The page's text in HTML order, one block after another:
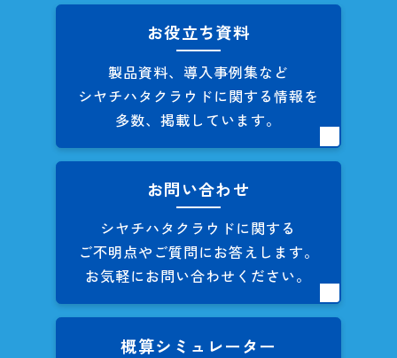
お役立ち資料
製品資料、導入事例集など
シヤチハタクラウドに関する情報を
多数、掲載しています。
お問い合わせ
シヤチハタクラウドに関する
ご不明点やご質問にお答えします。
お気軽にお問い合わせください。
概算シミュレーター